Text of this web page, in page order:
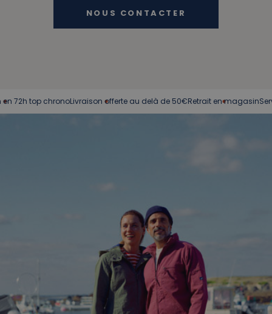
NOUS CONTACTER
top chrono Livraison offerte au delà de 50€ Retrait en magasinService